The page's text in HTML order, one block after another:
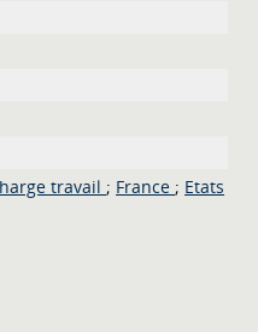
travail ; France ; Etats